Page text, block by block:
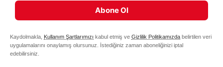
Abone Ol
Kaydolmakla, Kullanım Şartlarımızı kabul etmiş ve Gizlilik Politikamızda belirtilen veri
uygulamalarını onaylamış olursunuz. İstediğiniz zaman aboneliğinizi iptal
edebilirsiniz.